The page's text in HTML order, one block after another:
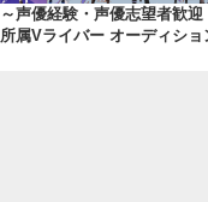
～声優経験・声優志望者歓
所属Vライバー オーディショ